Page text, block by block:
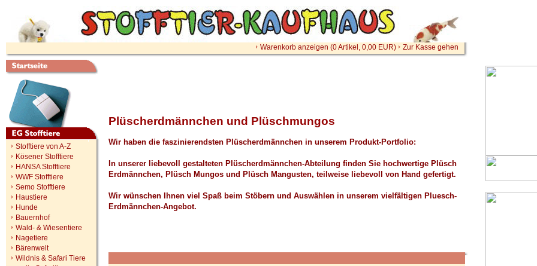
Warenkorb anzeigen (0Artikel, 0,00 EUR) Zur Kasse gehen
Stofftiere von A-Z
Kösener Stofftiere
HANSA Stofftiere
WWF Stofftiere
Semo Stofftiere
Haustiere
Hunde
Bauernhof
Wald- & Wiesentiere
Nagetiere
Bärenwelt
Wildnis & Safari Tiere
Plüscherdmännchen und Plüschmungos
Wir haben die faszinierendsten Plüscherdmännchen in unserem Produkt-Portfolio:
In unserer liebevoll gestalteten Plüscherdmännchen-Abteilung finden Sie hochwertige Plüsch
Erdmännchen, Plüsch Mungos und Plüsch Mangusten, teilweise liebevoll von Hand gefertigt.
Wir wünschen Ihnen viel Spaß beim Stöbern und Auswählen in unserem vielfältigen Pluesch-
Erdmännchen-Angebot.